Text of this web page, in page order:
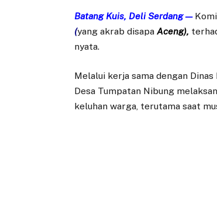
Batang Kuis, Deli Serdang —
(yang akrab disapaAceng),
nyata.
Melalui kerja sama dengan
Desa Tumpatan Nibung
keluhan warga, terutama saat